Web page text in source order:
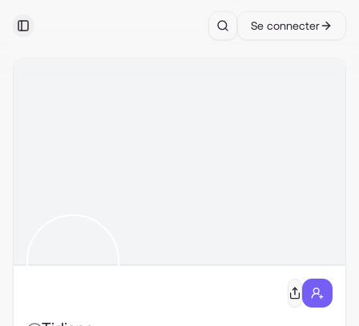
Toggle Sidebar Search
Se connecter